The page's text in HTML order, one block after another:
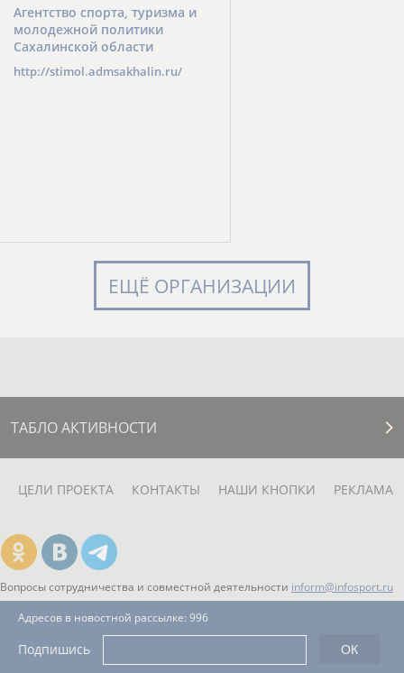
Агентство спорта, туризма и
молодежной политики
Сахалинской области
http://stimol.admsakhalin.ru/
ЕЩЁ ОРГАНИЗАЦИИ
ТАБЛО АКТИВНОСТИ
ЦЕЛИ ПРОЕКТА КОНТАКТЫ НАШИ КНОПКИ РЕКЛАМА
Вопросы сотрудничества и совместной деятельности inform@infosport.ru
Адресов в новостной рассылке: 996
Подпишись